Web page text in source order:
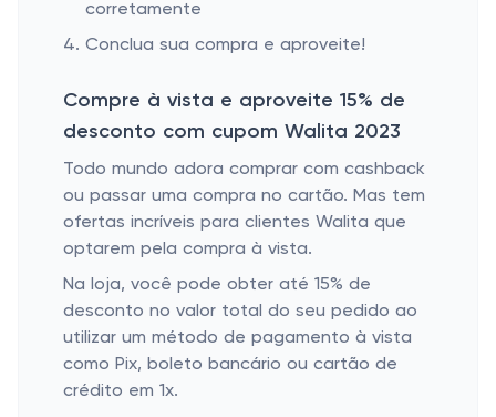
corretamente
Conclua sua compra e aproveite!
Compre à vista e aproveite 15% de
desconto com cupom Walita 2023
Todo mundo adora comprar com cashback
ou passar uma compra no cartão. Mas tem
ofertas incríveis para clientes Walita que
optarem pela compra à vista.
Na loja, você pode obter até 15% de
desconto no valor total do seu pedido ao
utilizar um método de pagamento à vista
como Pix, boleto bancário ou cartão de
crédito em 1x.